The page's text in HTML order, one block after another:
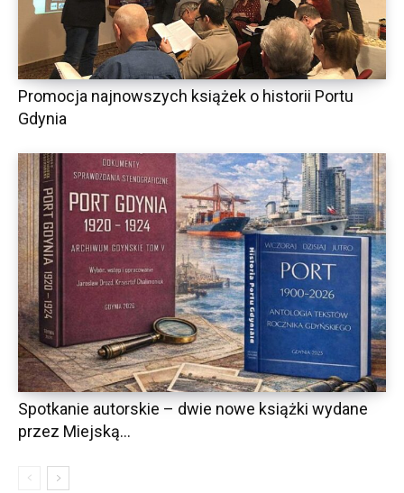
Promocja najnowszych książek o historii Portu
Gdynia
Spotkanie autorskie – dwie nowe książki wydane
przez Miejską...